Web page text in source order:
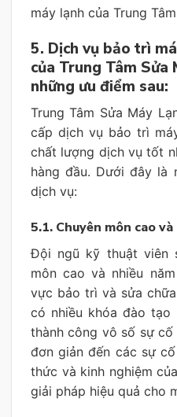
máy lạnh của Trung
5. Dịch vụ bảo trì
của Trung Tâm Sửa
những ưu điểm sau:
Trung Tâm Sửa Máy
cấp dịch vụ bảo trì
chất lượng dịch vụ tốt
hàng đầu. Dưới đây là
dịch vụ:
5.1. Chuyên môn cao
Đội ngũ kỹ thuật viên
môn cao và nhiều
vực bảo trì và sửa
có nhiều khóa đào
thành công vô số sự
đơn giản đến các sự
thức và kinh nghiệm
giải pháp hiệu quả cho